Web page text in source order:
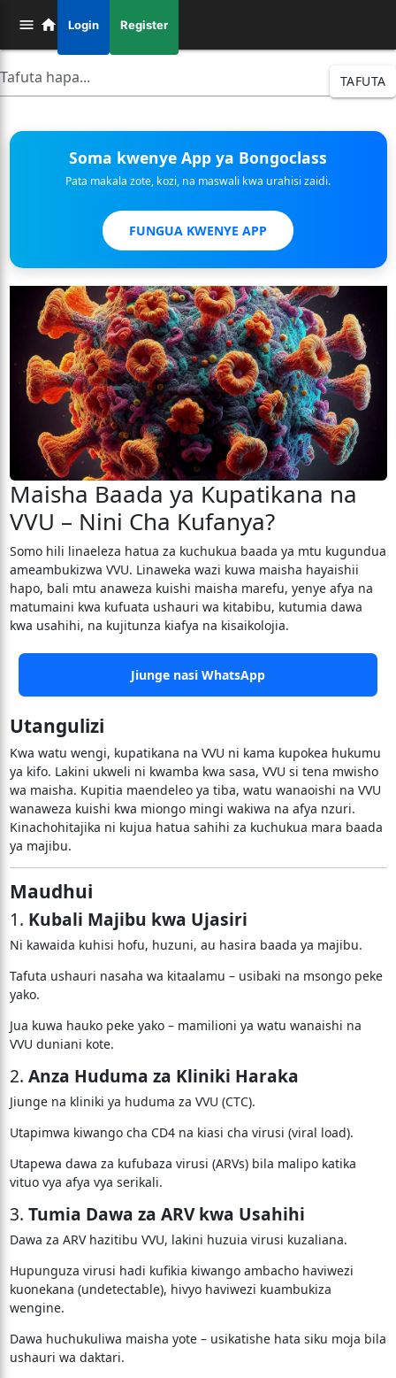
Login Register
TAFUTA
Soma kwenye App ya Bongoclass
Pata makala zote, kozi, na maswali kwa urahisi zaidi.
FUNGUA KWENYE APP
Maisha Baada ya Kupatikana na
VVU – Nini Cha Kufanya?
Somo hili linaeleza hatua za kuchukua baada ya mtu kugundua
ameambukizwa VVU. Linaweka wazi kuwa maisha hayaishii
hapo, bali mtu anaweza kuishi maisha marefu, yenye afya na
matumaini kwa kufuata ushauri wa kitabibu, kutumia dawa
kwa usahihi, na kujitunza kiafya na kisaikolojia.
Jiunge nasi WhatsApp
Utangulizi
Kwa watu wengi, kupatikana na VVU ni kama kupokea hukumu
ya kifo. Lakini ukweli ni kwamba kwa sasa, VVU si tena mwisho
wa maisha. Kupitia maendeleo ya tiba, watu wanaoishi na VVU
wanaweza kuishi kwa miongo mingi wakiwa na afya nzuri.
Kinachohitajika ni kujua hatua sahihi za kuchukua mara baada
ya majibu.
Maudhui
1. Kubali Majibu kwa Ujasiri
Ni kawaida kuhisi hofu, huzuni, au hasira baada ya majibu.
Tafuta ushauri nasaha wa kitaalamu – usibaki na msongo peke
yako.
Jua kuwa hauko peke yako – mamilioni ya watu wanaishi na
VVU duniani kote.
2. Anza Huduma za Kliniki Haraka
Jiunge na kliniki ya huduma za VVU (CTC).
Utapimwa kiwango cha CD4 na kiasi cha virusi (viral load).
Utapewa dawa za kufubaza virusi (ARVs) bila malipo katika
vituo vya afya vya serikali.
3. Tumia Dawa za ARV kwa Usahihi
Dawa za ARV hazitibu VVU, lakini huzuia virusi kuzaliana.
Hupunguza virusi hadi kufikia kiwango ambacho haviwezi
kuonekana (undetectable), hivyo haviwezi kuambukiza
wengine.
Dawa huchukuliwa maisha yote – usikatishe hata siku moja bila
ushauri wa daktari.